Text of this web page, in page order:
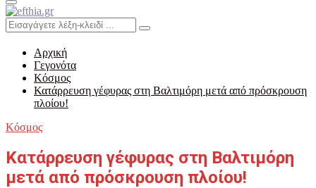
Primary
Menu
Search
for:
Search
Αρχική
Γεγονότα
Κόσμος
Κατάρρευση γέφυρας στη Βαλτιμόρη μετά από πρόσκρουση
πλοίου!
Κόσμος
Κατάρρευση γέφυρας στη Βαλτιμόρη
μετά από πρόσκρουση πλοίου!